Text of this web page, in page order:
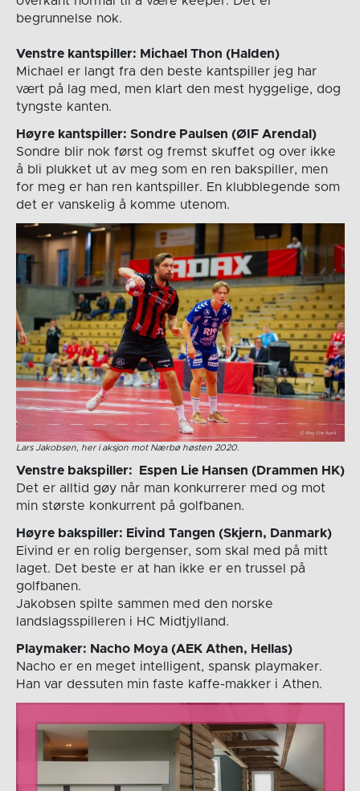
begrunnelse nok.
Venstre kantspiller: Michael Thon (Halden)
Michael er langt fra den beste kantspiller jeg har
vært på lag med, men klart den mest hyggelige, dog
tyngste kanten.
Høyre kantspiller: Sondre Paulsen (ØIF Arendal)
Sondre blir nok først og fremst skuffet og over ikke
å bli plukket ut av meg som en ren bakspiller, men
for meg er han ren kantspiller. En klubblegende som
det er vanskelig å komme utenom.
Lars Jakobsen, her i aksjon mot Nærbø høsten 2020.
Venstre bakspiller: Espen Lie Hansen (Drammen HK)
Det er alltid gøy når man konkurrerer med og mot
min største konkurrent på golfbanen.
Høyre bakspiller: Eivind Tangen (Skjern, Danmark)
Eivind er en rolig bergenser, som skal med på mitt
laget. Det beste er at han ikke er en trussel på
golfbanen.
Jakobsen spilte sammen med den norske
landslagsspilleren i HC Midtjylland.
Playmaker: Nacho Moya (AEK Athen, Hellas)
Nacho er en meget intelligent, spansk playmaker.
Han var dessuten min faste kaffe-makker i Athen.